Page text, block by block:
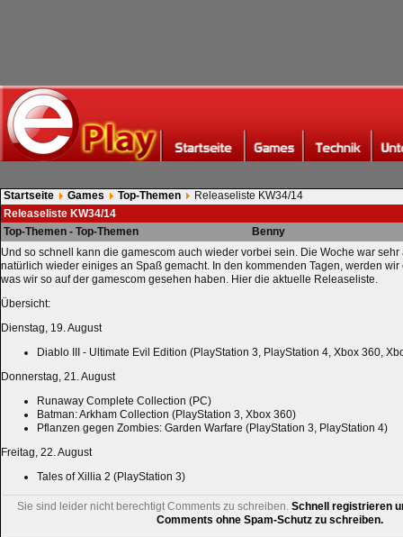
Startseite Games Top-Themen
Releaseliste KW34/14
Releaseliste KW34/14
Top-Themen - Top-Themen
Benny
Und so schnell kann die gamescom auch wieder vorbei sein. Die Woche war
natürlich wieder einiges an Spaß gemacht. In den kommenden Tagen, werden
was wir so auf der gamescom gesehen haben. Hier die aktuelle Releaseliste.
Übersicht:
Dienstag, 19. August
Diablo III - Ultimate Evil Edition (PlayStation 3, PlayStation 4, Xbox 360,
Donnerstag, 21. August
Runaway Complete Collection (PC)
Batman: Arkham Collection (PlayStation 3, Xbox 360)
Pflanzen gegen Zombies: Garden Warfare (PlayStation 3, PlayStation 4)
Freitag, 22. August
Tales of Xillia 2 (PlayStation 3)
Sie sind leider nicht berechtigt Comments zu schreiben. Schnell registrieren
Comments ohne Spam-Schutz zu schreiben.